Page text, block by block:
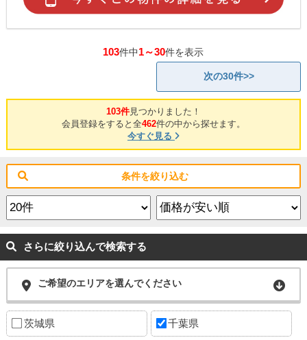
103件中1～30件を表示
次の30件>>
103件見つかりました！
会員登録をすると全462件の中から探せます。
今すぐ見る
条件を絞り込む
さらに絞り込んで検索する
ご希望のエリアを選んでください
茨城県 千葉県